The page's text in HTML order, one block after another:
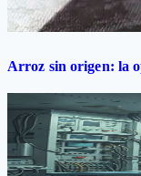
Arroz sin origen: la